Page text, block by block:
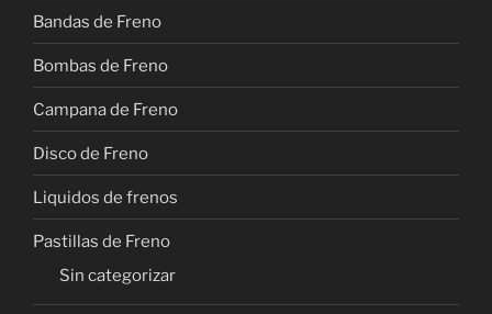
Bandas de Freno
Bombas de Freno
Campana de Freno
Disco de Freno
Liquidos de frenos
Pastillas de Freno
Sin categorizar